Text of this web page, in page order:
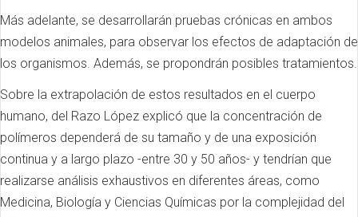
Más adelante, se desarrollarán pruebas crónicas en ambos
modelos animales, para observar los efectos de adaptación de
los organismos. Además, se propondrán posibles tratamientos.
Sobre la extrapolación de estos resultados en el cuerpo
humano, del Razo López explicó que la concentración de
polímeros dependerá de su tamaño y de una exposición
continua y a largo plazo -entre 30 y 50 años- y tendrían que
realizarse análisis exhaustivos en diferentes áreas, como
Medicina, Biología y Ciencias Químicas por la complejidad del